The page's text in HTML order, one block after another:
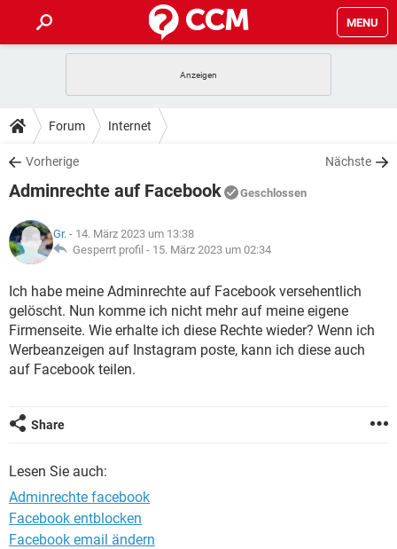
MENU
ANDROID
WINDOWS 10
WHATSAPP TIKTOK
FACEBOOK
TIPPS & TRICKS
SPIELE
WHATSAPP
FACEBOOK
DOWNLOADS
SPIELE STREAMING
ANDROID
WINDOWS 10 INSTAGRAM
FACEBOOK HARDWARE
SPIELE
ANDROID
WINDOWS 10 INSTAGRAM
WHATSAPP TIKTOK
FACEBOOK HARDWARE
LEXIKON
ANDROID IOS
WINDOWS 10 INSTAGRAM
WHATSAPP
Forum Internet
Vorherige Nächste
Adminrechte auf Facebook Geschlossen
Gr. - 14. März 2023 um 13:38
Gesperrt profil - 15. März 2023 um 02:34
Ich habe meine Adminrechte auf Facebook versehentlich
gelöscht. Nun komme ich nicht mehr auf meine eigene
Firmenseite. Wie erhalte ich diese Rechte wieder? Wenn ich
Werbeanzeigen auf Instagram poste, kann ich diese auch
auf Facebook teilen.
Share
Lesen Sie auch:
Adminrechte facebook
Facebook entblocken
Facebook email ändern